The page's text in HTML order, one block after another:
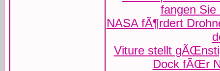
fangen Sie
NASA fÃ¶rdert
Viture stellt
Dock fÃŒr